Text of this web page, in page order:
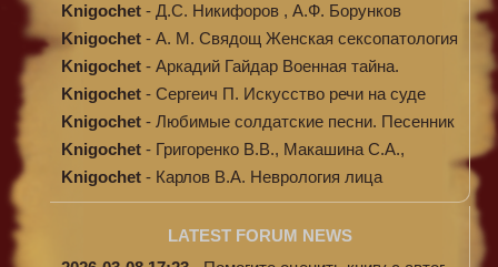
Аркадий ...
Knigochet - Д.С. Никифоров , А.Ф. Борунков
Дипломати...
Knigochet - А. М. Свядощ Женская сексопатология
Knigochet - Аркадий Гайдар Военная тайна.
Судьба бар...
Knigochet - Сергеич П. Искусство речи на суде
Knigochet - Любимые солдатские песни. Песенник
(с н...
Knigochet - Григоренко В.В., Макашина С.А.,
Машински...
Knigochet - Карлов В.А. Неврология лица
LATEST FORUM NEWS